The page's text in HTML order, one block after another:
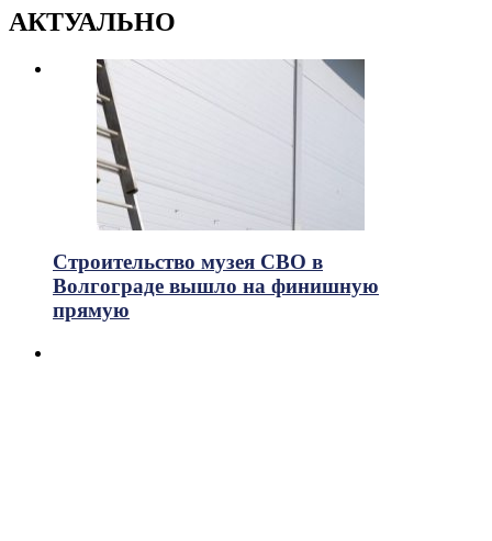
АКТУАЛЬНО
Строительство музея СВО в
Волгограде вышло на финишную
прямую